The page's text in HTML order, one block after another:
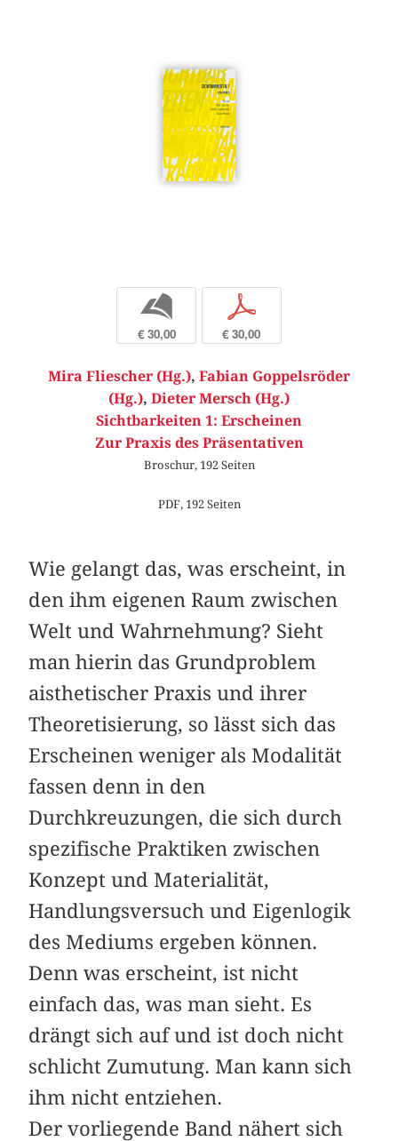
b
€ 30,00
p
€ 30,00
Mira Fliescher (Hg.), Fabian Goppelsröder
(Hg.), Dieter Mersch (Hg.)
Sichtbarkeiten 1: Erscheinen
Zur Praxis des Präsentativen
Broschur, 192 Seiten
PDF, 192 Seiten
Wie gelangt das, was erscheint, in
den ihm eigenen Raum zwischen
Welt und Wahrnehmung? Sieht
man hierin das Grundproblem
aisthetischer Praxis und ihrer
Theoretisierung, so lässt sich das
Erscheinen weniger als Modalität
fassen denn in den
Durchkreuzungen, die sich durch
spezifische Praktiken zwischen
Konzept und Materialität,
Handlungsversuch und Eigenlogik
des Mediums ergeben können.
Denn was erscheint, ist nicht
einfach das, was man sieht. Es
drängt sich auf und ist doch nicht
schlicht Zumutung. Man kann sich
ihm nicht entziehen.
Der vorliegende Band nähert sich